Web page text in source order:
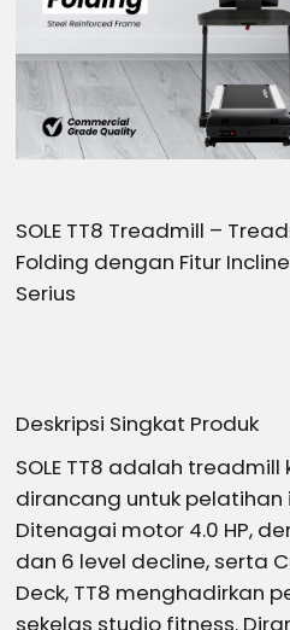
SOLE TT8 Treadmill –
Folding dengan Fitur
Serius
Deskripsi Singkat Produk
SOLE TT8 adalah
dirancang untuk pelatihan
Ditenagai motor 4.0 HP,
dan 6 level decline, serta
Deck, TT8 menghadirkan